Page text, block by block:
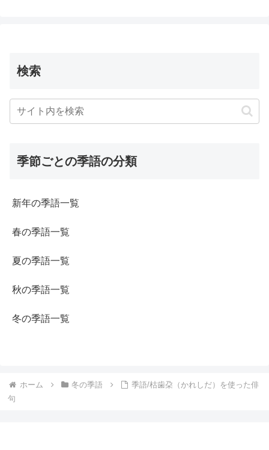
検索
季節ごとの季語の分類
新年の季語一覧
春の季語一覧
夏の季語一覧
秋の季語一覧
冬の季語一覧
ホーム 冬の季語
季語/枯歯朶（かれしだ）を使った俳
句